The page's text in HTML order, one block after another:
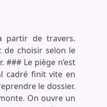
partir de travers.
de choisir selon le
### Le piège n’est
cadré finit vite en
le dossier.
On ouvre un